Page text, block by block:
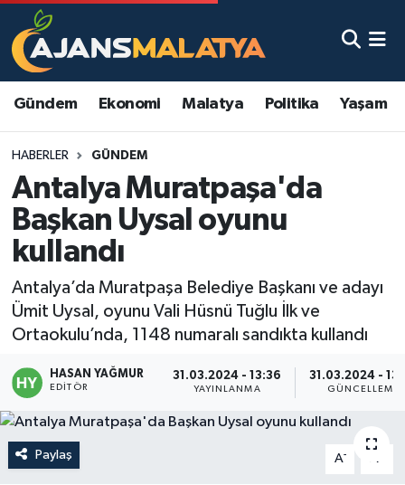
Gündem Ekonomi Malatya Politika Yaşam
HABERLER GÜNDEM
Antalya Muratpaşa'da
Başkan Uysal oyunu
kullandı
Antalya’da Muratpaşa Belediye Başkanı ve adayı
Ümit Uysal, oyunu Vali Hüsnü Tuğlu İlk ve
Ortaokulu’nda, 1148 numaralı sandıkta kullandı
HASAN YAĞMUR
EDITÖR
31.03.2024 - 13:36
YAYINLANMA
31.03.2024 -
GÜNCELLEME
Paylaş A- A
Asayiş
Eğitim
Ekonomi
Gündem
Kadın
Kültür & Sanat
Magazin
Malatya Nöbetçi Eczaneler
Malatya Namaz Vakitleri
Malatya Trafik Yoğunluk Haritası
TFF 3.Lig 2.Grup Puan Durumu ve Fikstür
Tüm Manşetler
Son Dakika Haberleri
Haber Arşivi